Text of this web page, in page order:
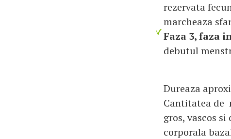
rezervata
marcheaza
Faza 3, faza
debutul
Dureaza
Cantitatea de
gros, vascos
corporala